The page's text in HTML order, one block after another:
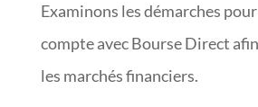
Examinons les démarches
compte avec Bourse Direct
les marchés financiers.